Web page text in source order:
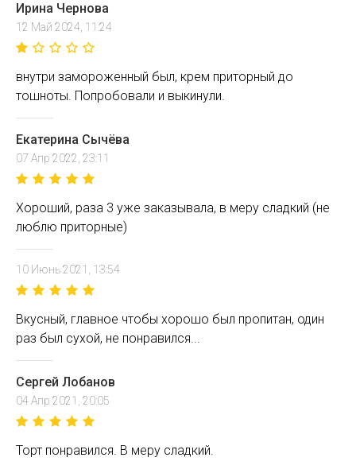
Ирина Чернова
12 Май 2024, 11:24
внутри замороженный был, крем приторный до
тошноты. Попробовали и выкинули.
Екатерина Сычёва
07 Апр 2022, 23:11
Хороший, раза 3 уже заказывала, в меру сладкий (не
люблю приторные)
10 Июнь 2021, 13:54
Вкусный, главное чтобы хорошо был пропитан, один
раз был сухой, не понравился...
Сергей Лобанов
04 Апр 2021, 20:05
Торт понравился. В меру сладкий.